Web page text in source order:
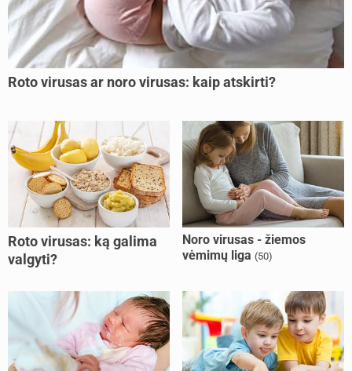
Roto virusas ar noro virusas: kaip atskirti?
Roto virusas: ką galima
valgyti?
Noro virusas - žiemos
vėmimų liga (50)